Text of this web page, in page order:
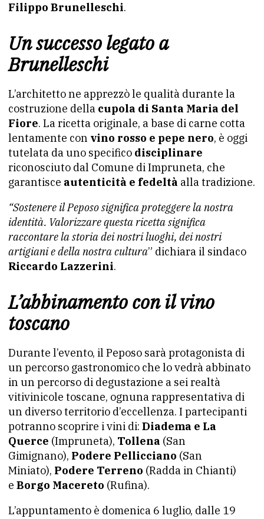
Filippo Brunelleschi.
Un successo legato a
Brunelleschi
L’architetto ne apprezzò le qualità durante la
costruzione della cupola di Santa Maria del
Fiore. La ricetta originale, a base di carne cotta
lentamente con vino rosso e pepe nero, è oggi
tutelata da uno specifico disciplinare
riconosciuto dal Comune di Impruneta, che
garantisce autenticità e fedeltà alla tradizione.
“Sostenere il Peposo significa proteggere la nostra
identità. Valorizzare questa ricetta significa
raccontare la storia dei nostri luoghi, dei nostri
artigiani e della nostra cultura” dichiara il sindaco
Riccardo Lazzerini.
L’abbinamento con il vino
toscano
Durante l’evento, il Peposo sarà protagonista di
un percorso gastronomico che lo vedrà abbinato
in un percorso di degustazione a sei realtà
vitivinicole toscane, ognuna rappresentativa di
un diverso territorio d’eccellenza. I partecipanti
potranno scoprire i vini di: Diadema e La
Querce (Impruneta), Tollena (San
Gimignano), Podere Pellicciano (San
Miniato), Podere Terreno (Radda in Chianti)
e Borgo Macereto (Rufina).
L’appuntamento è domenica 6 luglio, dalle 19